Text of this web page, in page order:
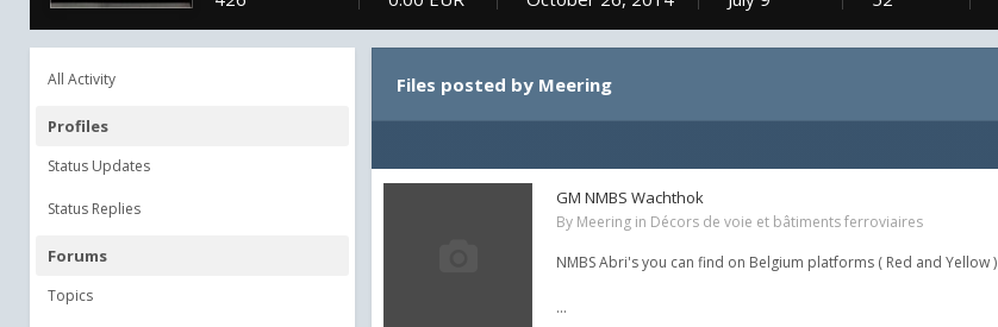
All Activity
Profiles
Status Updates
Status Replies
Forums
Topics
Files posted by Meering
GM NMBS Wachthok
By Meering in Décors de voie et bâtiments ferroviaires
NMBS Abri's you can find on Belgium platforms ( Red and Yellow )
...